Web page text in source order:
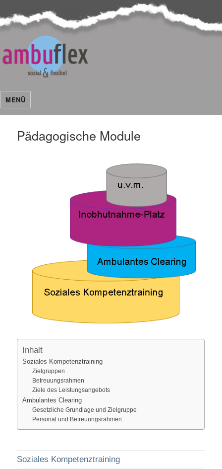
ambuflex
MENÜ
Pädagogische Module
Inhalt
Soziales Kompetenztraining
Zielgruppen
Betreuungsrahmen
Ziele des Leistungsangebots
Ambulantes Clearing
Gesetzliche Grundlage und Zielgruppe
Personal und Betreuungsrahmen
Soziales Kompetenztraining